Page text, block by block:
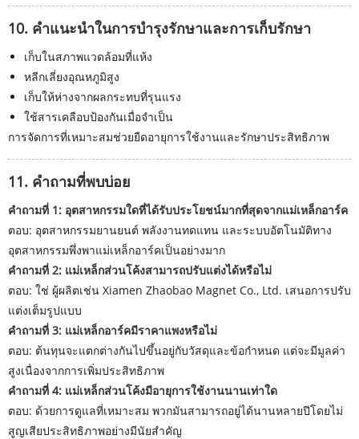
10. คำแนะนำในการบำรุงรักษาและการเก็บรักษา
เก็บในสภาพแวดล้อมที่แห้ง
หลีกเลี่ยงอุณหภูมิสูง
เก็บให้ห่างจากผลกระทบที่รุนแรง
ใช้สารเคลือบป้องกันเมื่อจำเป็น
การจัดการที่เหมาะสมช่วยยืดอายุการใช้งานและรักษาประสิทธิภาพ
11. คำถามที่พบบ่อย
คำถามที่ 1: อุตสาหกรรมใดที่ได้รับประโยชน์มากที่สุดจากแม่เหล็กอาร์ค
ตอบ: อุตสาหกรรมยานยนต์ พลังงานทดแทน และระบบอัตโนมัติทาง
อุตสาหกรรมพึ่งพาแม่เหล็กอาร์คเป็นอย่างมาก
คำถามที่ 2: แม่เหล็กส่วนโค้งสามารถปรับแต่งได้หรือไม่
ตอบ: ใช่ ผู้ผลิตเช่น Xiamen Zhaobao Magnet Co., Ltd. เสนอการปรับ
แต่งเต็มรูปแบบ
คำถามที่ 3: แม่เหล็กอาร์คมีราคาแพงหรือไม่
ตอบ: ต้นทุนจะแตกต่างกันไปขึ้นอยู่กับวัสดุและข้อกำหนด แต่จะมีมูลค่า
สูงเนื่องจากการเพิ่มประสิทธิภาพ
คำถามที่ 4: แม่เหล็กส่วนโค้งมีอายุการใช้งานนานเท่าใด
ตอบ: ด้วยการดูแลที่เหมาะสม พวกมันสามารถอยู่ได้นานหลายปีโดยไม่
สูญเสียประสิทธิภาพอย่างมีนัยสำคัญ